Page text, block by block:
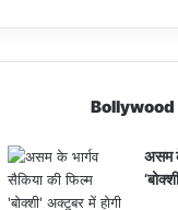
असम